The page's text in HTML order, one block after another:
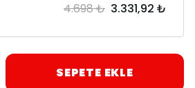
4.698 ₺ 3.331,92 ₺
SEPETE EKLE